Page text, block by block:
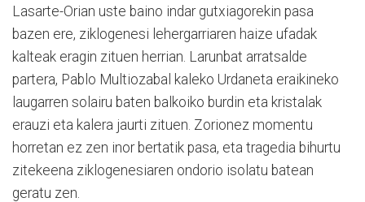
Lasarte-Orian uste baino indar gutxiagorekin pasa
bazen ere, ziklogenesi lehergarriaren haize ufadak
kalteak eragin zituen herrian. Larunbat arratsalde
partera, Pablo Multiozabal kaleko Urdaneta eraikineko
laugarren solairu baten balkoiko burdin eta kristalak
erauzi eta kalera jaurti zituen. Zorionez momentu
horretan ez zen inor bertatik pasa, eta tragedia bihurtu
zitekeena ziklogenesiaren ondorio isolatu batean
geratu zen.